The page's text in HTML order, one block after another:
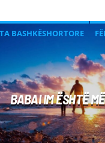
BASHKËSHORTORE
- EDUKATA FETARE
&
BABAI IM ËSHTË